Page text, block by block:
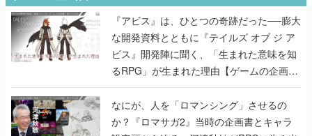
『アビス』は、ひとつの奇跡だった──膨大
な開発資料とともに『テイルズ オブ ジ ア
ビス』開発陣に聞く、「生まれた意味を知
るRPG」が生まれた理由【ゲームの企画
書】
なにが、人を「ロマンシング」させるの
か？『ロマサガ2』当時の企画書とキャラ